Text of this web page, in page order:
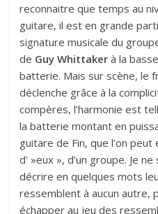
reconnaitre que temps au
guitare, il est en grande
signature musicale du
de Guy Whittaker à la
batterie. Mais sur scène, le
déclenche grâce à la
compères, l’harmonie est
la batterie montant en
guitare de Fin, que l’on
d' »eux », d’un groupe. Je
décrire en quelques mots
ressemblent à aucun autre,
échapper au jeu des